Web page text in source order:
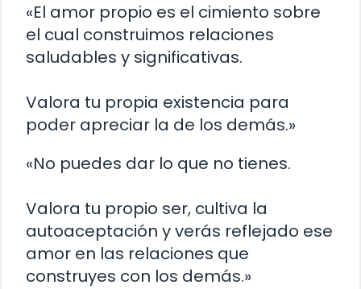
«El amor propio es el cimiento sobre
el cual construimos relaciones
saludables y significativas.
Valora tu propia existencia para
poder apreciar la de los demás.»
«No puedes dar lo que no tienes.
Valora tu propio ser, cultiva la
autoaceptación y verás reflejado ese
amor en las relaciones que
construyes con los demás.»